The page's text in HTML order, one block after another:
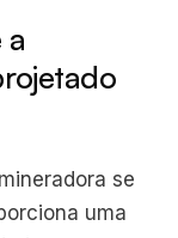
a
se
uma